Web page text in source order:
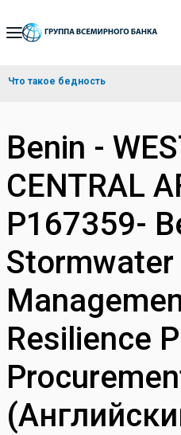
Skip
Navigation
Что такое бедность
Benin -
CENTRAL
P167359-
Stormwater
Resilience